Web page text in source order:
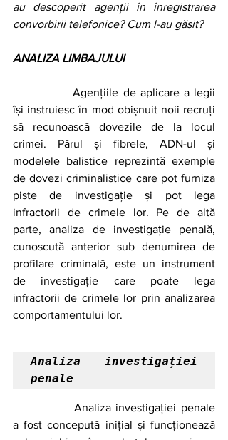
au descoperit agenții în înregistrarea
convorbirii telefonice? Cum l-au găsit?
ANALIZA LIMBAJULUI
		Agențiile de aplicare a legii
își instruiesc în mod obișnuit noii recruți
să recunoască dovezile de la locul
crimei. Părul și fibrele, ADN-ul și
modelele balistice reprezintă exemple
de dovezi criminalistice care pot furniza
piste de investigație și pot lega
infractorii de crimele lor. Pe de altă
parte, analiza de investigație penală,
cunoscută anterior sub denumirea de
profilare criminală, este un instrument
de investigație care poate lega
infractorii de crimele lor prin analizarea
comportamentului lor.
Analiza investigației
penale
a fost concepută inițial și funcționează